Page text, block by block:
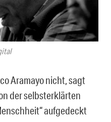
Aramayo nicht, sagt
der selbsterklärten
aufgedeckt